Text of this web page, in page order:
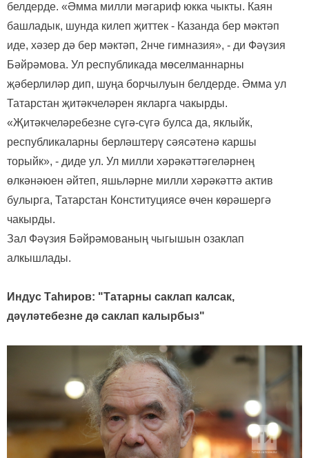
белдерде. «Әмма милли мәгариф юкка чыкты. Каян
башладык, шунда килеп җиттек - Казанда бер мәктәп
иде, хәзер дә бер мәктәп, 2нче гимназия», - ди Фәүзия
Бәйрәмова. Ул республикада мөселманнарны
җәберлиләр дип, шуңа борчылуын белдерде. Әмма ул
Татарстан җитәкчеләрен якларга чакырды.
«Җитәкчеләребезне сүгә-сүгә булса да, яклыйк,
республикаларны берләштерү сәясәтенә каршы
торыйк», - диде ул. Ул милли хәрәкәттәгеләрнең
өлкәнәюен әйтеп, яшьләрне милли хәрәкәттә актив
булырга, Татарстан Конституциясе өчен көрәшергә
чакырды.
Зал Фәүзия Бәйрәмованың чыгышын озаклап
алкышлады.
Индус Таһиров: "Татарны саклап калсак,
дәүләтебезне дә саклап калырбыз"